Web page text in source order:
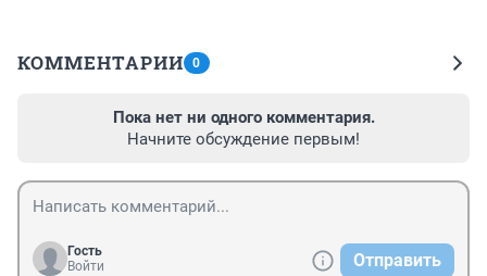
КОММЕНТАРИИ 0
Пока нет ни одного комментария.
Начните обсуждение первым!
Гость
Войти
Отправить